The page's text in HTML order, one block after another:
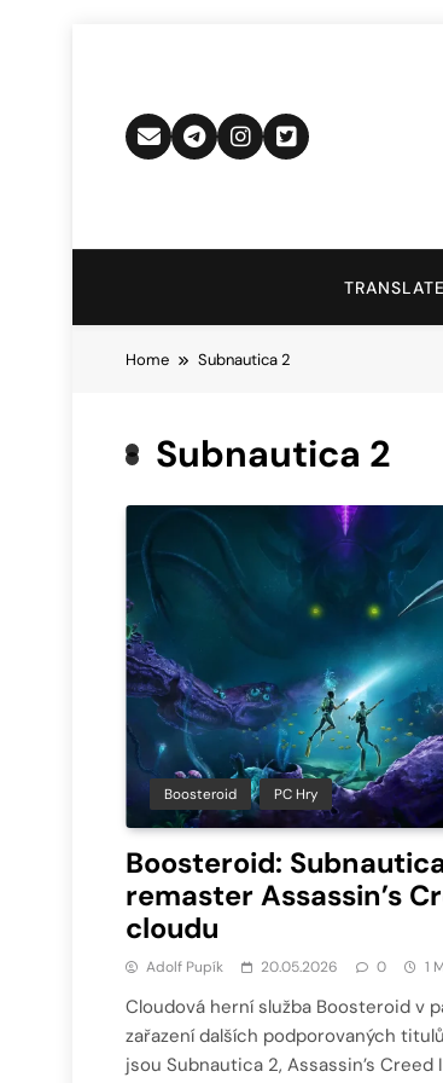
Home Subnautica 2
Subnautica 2
Boosteroid PC Hry
Boosteroid:
remaster Assassin’s
cloudu
Adolf Pupík 20.05.2026 0 1
Cloudová herní služba Boosteroid v
zařazení dalších podporovaných
jsou Subnautica 2, Assassin’s Creed